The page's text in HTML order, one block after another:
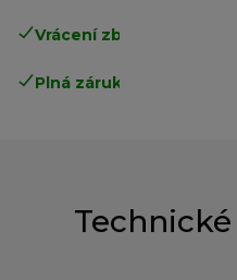
Vrácení zboží zdarma
Plná záruka výrobce